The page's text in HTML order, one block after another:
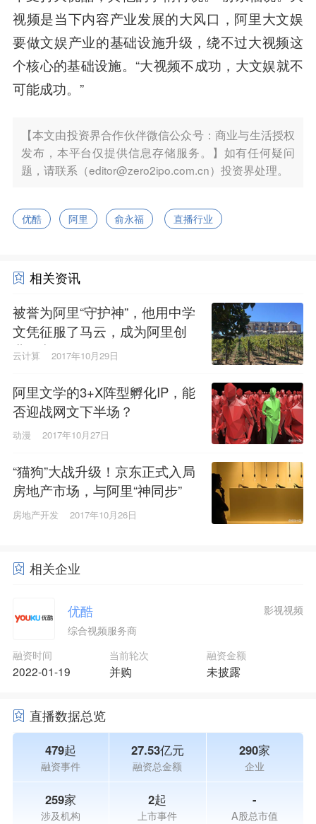
视频是当下内容产业发展的大风口，阿里大文娱
要做文娱产业的基础设施升级，绕不过大视频这
个核心的基础设施。“大视频不成功，大文娱就不
可能成功。”
【本文由投资界合作伙伴微信公众号：商业与生活授权
发布，本平台仅提供信息存储服务。】如有任何疑问
题，请联系（editor@zero2ipo.com.cn）投资界处理。
优酷 阿里 俞永福 直播行业
相关资讯
被誉为阿里“守护神”，他用中学
文凭征服了马云，成为阿里创
业元老
云计算 2017年10月29日
阿里文学的3+X阵型孵化IP，能
否迎战网文下半场？
动漫 2017年10月27日
“猫狗”大战升级！京东正式入局
房地产市场，与阿里“神同步”
房地产开发 2017年10月26日
相关企业
优酷
综合视频服务商
影视视频
融资时间
2022-01-19
当前轮次
并购
融资金额
未披露
直播数据总览
479起
融资事件
27.53亿元
融资总金额
290家
企业
259家
涉及机构
2起
上市事件
-
A股总市值